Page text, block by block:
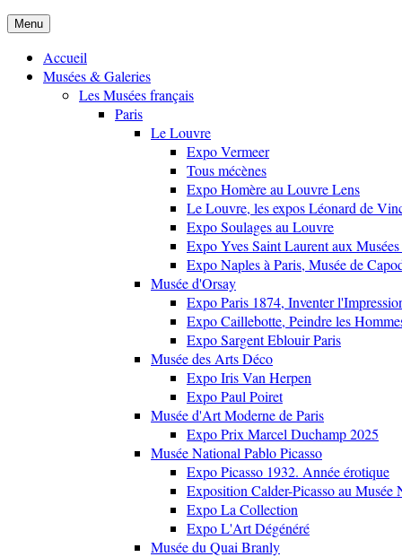
Menu
Accueil
Musées & Galeries
Les Musées français
Paris
Le Louvre
Expo Vermeer
Tous mécènes
Expo Homère au Louvre Lens
Le Louvre, les expos Léonard de
Expo Soulages au Louvre
Expo Yves Saint Laurent aux
Expo Naples à Paris, Musée de
Musée d'Orsay
Expo Paris 1874, Inventer
Expo Caillebotte, Peindre les
Expo Sargent Eblouir Paris
Musée des Arts Déco
Expo Iris Van Herpen
Expo Paul Poiret
Musée d'Art Moderne de Paris
Expo Prix Marcel Duchamp 2025
Musée National Pablo Picasso
Expo Picasso 1932. Année érotique
Exposition Calder-Picasso au Musée
Expo La Collection
Expo L'Art Dégénéré
Musée du Quai Branly